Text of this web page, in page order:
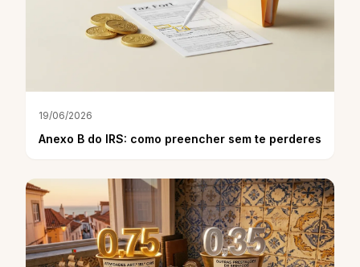
19/06/2026
Anexo B do IRS: como preencher sem te perderes